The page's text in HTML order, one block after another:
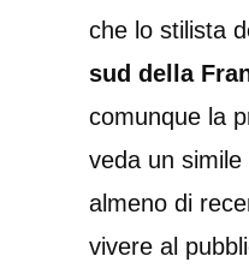
che lo stilista
sud della
comunque la
veda un simile
almeno di
vivere al